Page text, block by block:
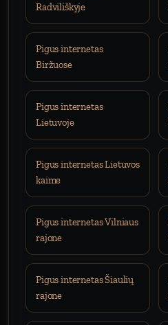
Radviliškyje
Pigus internetas
Biržuose
Pigus internetas
Lietuvoje
Pigus internetas Lietuvos
kaime
Pigus internetas Vilniaus
rajone
Pigus internetas Šiaulių
rajone